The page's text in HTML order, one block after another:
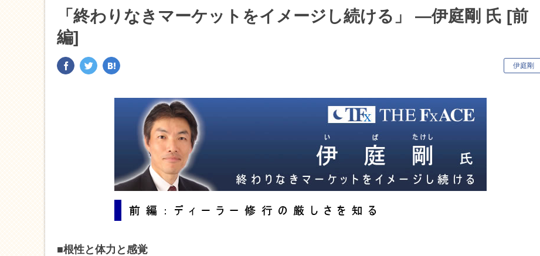
「終わりなきマーケットをイメージし続ける」 ―伊庭剛 氏 [前
編]
キ
ー
伊庭剛
■根性と体力と感覚